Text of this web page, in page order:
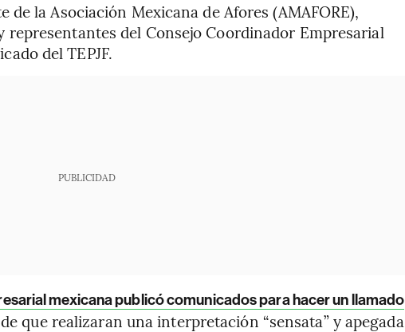
la Asociación Mexicana de Afores (AMAFORE),
representantes del Consejo Coordinador Empresarial
del TEPJF.
PUBLICIDAD
mexicana publicó comunicados para hacer un llamado
que realizaran una interpretación “sensata” y apegada